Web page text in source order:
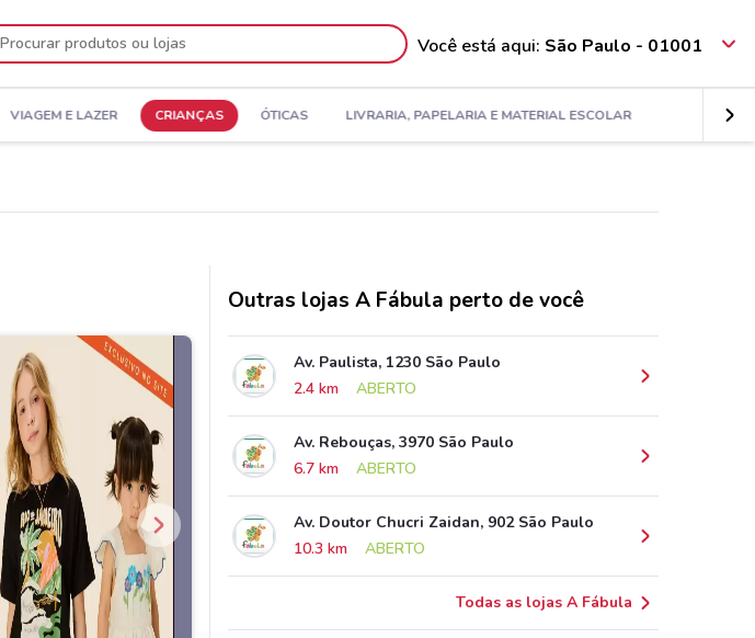
Você está aqui: São Paulo - 01001
VIAGEM E LAZER CRIANÇAS ÓTICAS LIVRARIA, PAPELARIA E MATERIAL ESCOLAR
Outras lojas A Fábula perto de você
Av. Paulista, 1230 São Paulo
2.4 km
ABERTO
Av. Rebouças, 3970 São Paulo
6.7 km
ABERTO
Av. Doutor Chucri Zaidan, 902 São Paulo
10.3 km
ABERTO
Todas as lojas A Fábula